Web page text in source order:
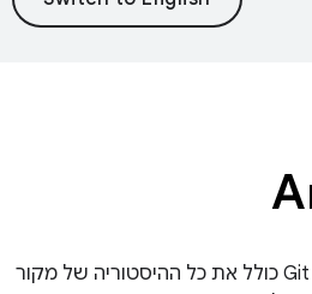
הקוד של Android נמצא באוסף של מאגרי Git שמתארחים ב-Google. מאגר Git כולל את כל ההיסטוריה של מקור